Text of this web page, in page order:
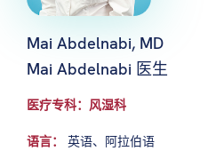
Mai Abdelnabi, MD
Mai Abdelnabi 医生
医疗专科：风湿科
语言： 英语、阿拉伯语